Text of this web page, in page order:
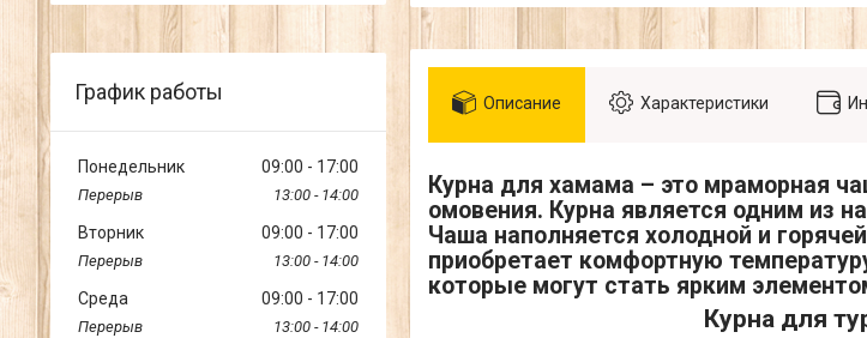
Описание Характеристики
Курна для хамама – это мраморная
омовения. Курна является одним из
Чаша наполняется холодной и
приобретает комфортную
которые могут стать ярким
Курна для
График работы
Понедельник 09:00 17:00
13:00 14:00
Вторник 09:00 17:00
13:00 14:00
Среда 09:00 17:00
13:00 14:00